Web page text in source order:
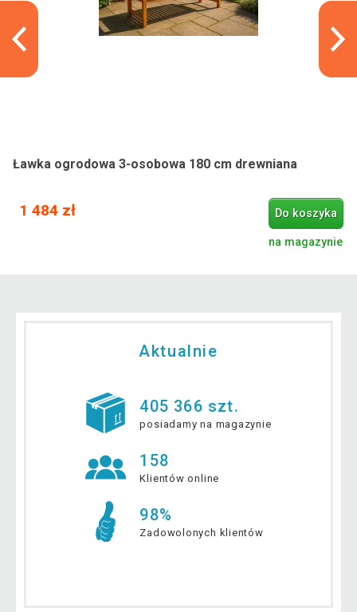
Ławka ogrodowa 3-osobowa 180 cm drewniana
1 484 zł Do koszyka
na magazynie
Aktualnie
405 366 szt.
posiadamy na magazynie
158
Klientów online
98%
Zadowolonych klientów